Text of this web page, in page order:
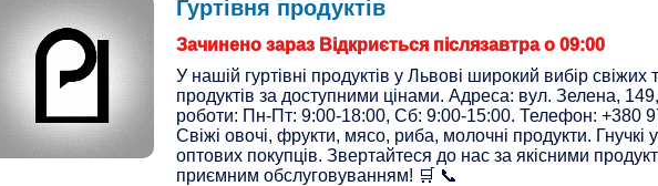
Гуртівня продуктів
Зачинено зараз Відкриється післязавтра о 09:00
У нашій гуртівні продуктів у Львові широкий вибір свіжих
продуктів за доступними цінами. Адреса: вул. Зелена,
роботи: Пн-Пт: 9:00-18:00, Сб: 9:00-15:00. Телефон: +380
Свіжі овочі, фрукти, мясо, риба, молочні продукти. Гнучкі
оптових покупців. Звертайтеся до нас за якісними
приємним обслуговуванням! 🛒 📞